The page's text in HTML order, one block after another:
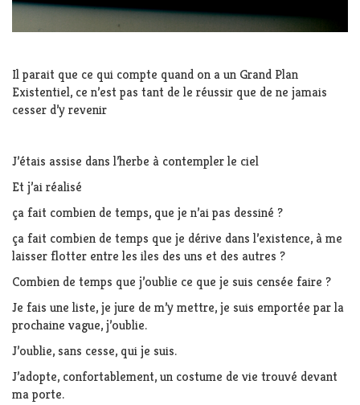
Il parait que ce qui compte quand on a un Grand Plan
Existentiel, ce n’est pas tant de le réussir que de ne jamais
cesser d’y revenir
J’étais assise dans l’herbe à contempler le ciel
Et j’ai réalisé
ça fait combien de temps, que je n’ai pas dessiné ?
ça fait combien de temps que je dérive dans l’existence, à me
laisser flotter entre les iles des uns et des autres ?
Combien de temps que j’oublie ce que je suis censée faire ?
Je fais une liste, je jure de m’y mettre, je suis emportée par la
prochaine vague, j’oublie.
J’oublie, sans cesse, qui je suis.
J’adopte, confortablement, un costume de vie trouvé devant
ma porte.